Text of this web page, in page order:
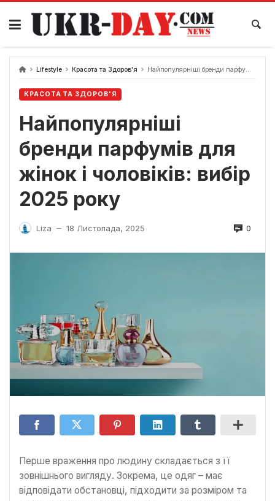
Перейти
вмісту
Lifestyle Красота та Здоров'я Найпопулярніші бренди парфумів для жінок і чоловіків: вибір 2025 року
КРАСОТА ТА ЗДОРОВ'Я
Найпопулярніші
бренди парфумів для
жінок і чоловіків: вибір
2025 року
Liza — 18 Листопада, 2025 0
Перше враження про людину складається з її
зовнішнього вигляду. Зокрема, це одяг – має
відповідати обстановці, підходити за розміром та